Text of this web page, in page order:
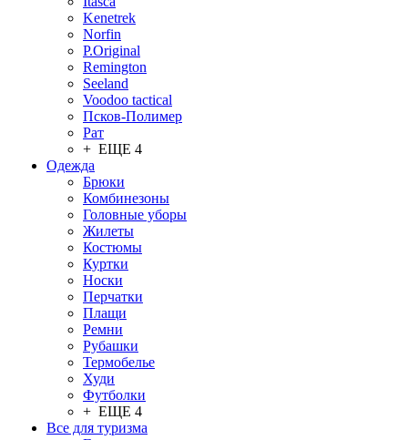
Kenetrek
Norfin
P.Original
Remington
Seeland
Voodoo tactical
Псков-Полимер
Рат
+ ЕЩЕ 4
Одежда
Брюки
Комбинезоны
Головные уборы
Жилеты
Костюмы
Куртки
Носки
Перчатки
Плащи
Ремни
Рубашки
Термобелье
Худи
Футболки
+ ЕЩЕ 4
Все для туризма